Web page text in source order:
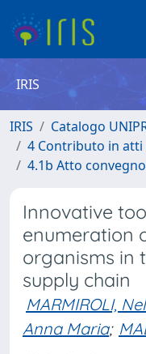
IRIS
IRIS
Catalogo
4 Contributo in atti
4.1b Atto
Innovative
enumeration
organisms in
supply chain
MARMIROLI,
Anna Maria;